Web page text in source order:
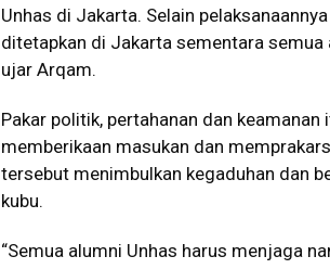
Unhas di Jakarta. Selain
ditetapkan di Jakarta sementara semua
ujar Arqam.
Pakar politik, pertahanan dan
memberikaan masukan dan
tersebut menimbulkan kegaduhan dan
kubu.
“Semua alumni Unhas harus menjaga